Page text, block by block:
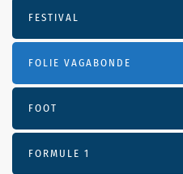
FESTIVAL
FOLIE VAGABONDE
FOOT
FORMULE 1